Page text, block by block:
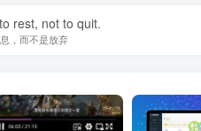
rest, not to quit.
，而不是放弃